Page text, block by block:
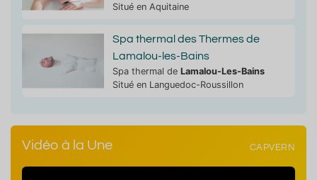
Situé en Aquitaine
Spa thermal des Thermes de
Lamalou-les-Bains
Spa thermal de Lamalou-Les-Bains
Situé en Languedoc-Roussillon
Vidéo à la Une CAPVERN